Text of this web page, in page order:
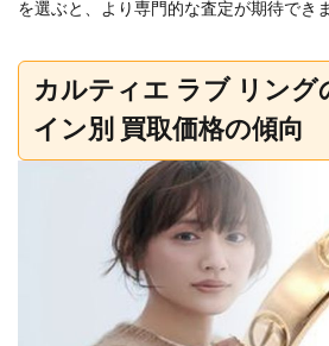
を選ぶと、より専門的な査定が期待でき
カルティエ ラブ リング
イン別 買取価格の傾向